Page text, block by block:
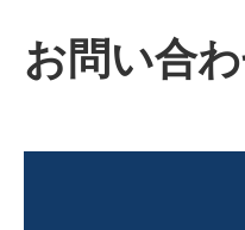
お問い合